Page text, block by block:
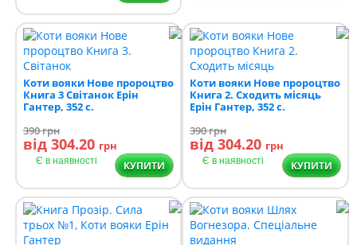
Коти вояки Нове пророцтво
Книга 3 Світанок Ерін
Гантер, 352 с.
390грн
від 304.20 грн
Є в наявності КУПИТИ
Коти вояки Нове пророцтво
Книга 2. Сходить місяць
Ерін Гантер, 352 с.
390грн
від 304.20 грн
Є в наявності КУПИТИ